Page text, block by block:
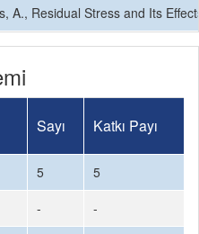
A., Residual Stress and Its
Sayı Katkı Payı
5
5
-
-